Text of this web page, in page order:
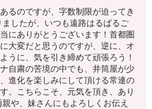
るのですが、字数制限が迫ってき
したが、いつも遠路はるばるご
にありがとうございます！首都圏
大変だと思うのですが、逆に、オ
うに、気を引き締めて頑張ろう！
自粛の苦境の中でも、井筒屋が少
進化を楽しみにして頂ける常連の
。こちらこそ、元気を頂き、あり
や、妹さんにもよろしくお伝え